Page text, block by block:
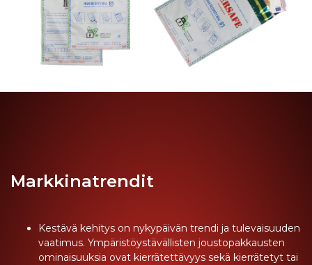
Markkinatrendit
Kestävä kehitys on nykypäivän trendi ja tulevaisuuden
vaatimus. Ympäristöystävällisten joustopakkausten
ominaisuuksia ovat kierrätettävyys sekä kierrätetyt tai